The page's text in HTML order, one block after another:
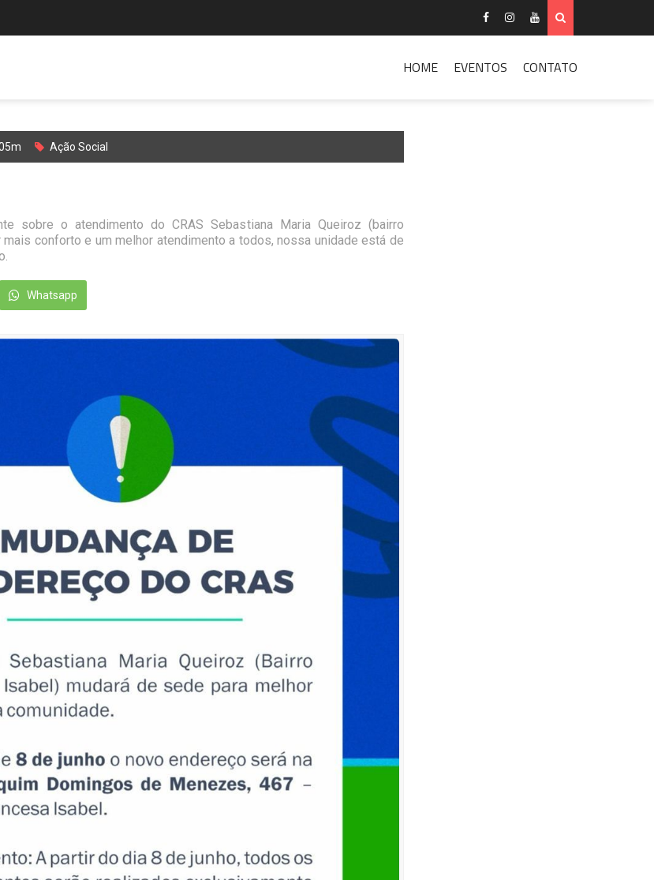
HOME EVENTOS CONTATO
Ação Social
sobre o atendimento do CRAS Sebastiana Maria Queiroz (bairro
conforto e um melhor atendimento a todos, nossa unidade está de
Whatsapp